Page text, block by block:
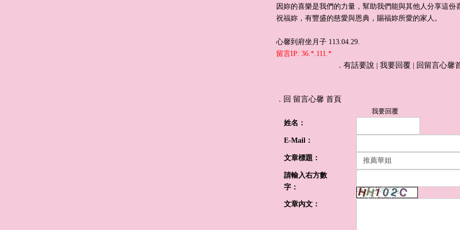
因妳的喜樂是我們的力量，幫助我們能與其他人分享這份
祝福妳，有豐盛的慈愛與恩典，賜福妳所愛的家人。
心馨到府坐月子 113.04.29.
留言IP: 36.*.111.*
．有話要說 |我要回覆 | 回留言心馨
． 回 留言心馨 首頁
我要回覆
姓名：
E-Mail：
文章標題：
請輸入右方數
字：
文章內文：